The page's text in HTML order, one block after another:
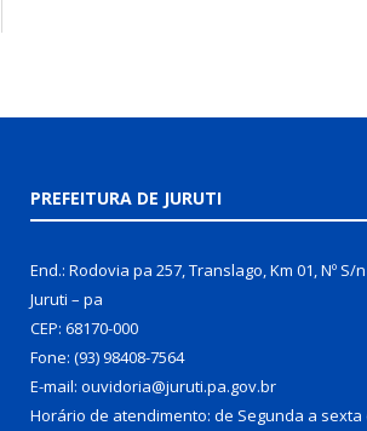
PREFEITURA DE JURUTI
End.: Rodovia pa 257, Translago, Km 01, Nº S/
Juruti – pa
CEP: 68170-000
Fone: (93) 98408-7564
E-mail: ouvidoria@juruti.pa.gov.br
Horário de atendimento: de Segunda a sexta